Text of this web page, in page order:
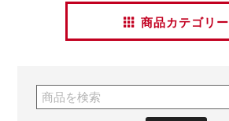
商品カテゴリー